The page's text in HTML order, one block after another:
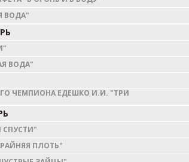
ВОДА"
ВОДА"
ЧЕМПИОНА ЕДЕШКО И.И. "ТРИ
СПУСТИ"
ПЛОТЬ"